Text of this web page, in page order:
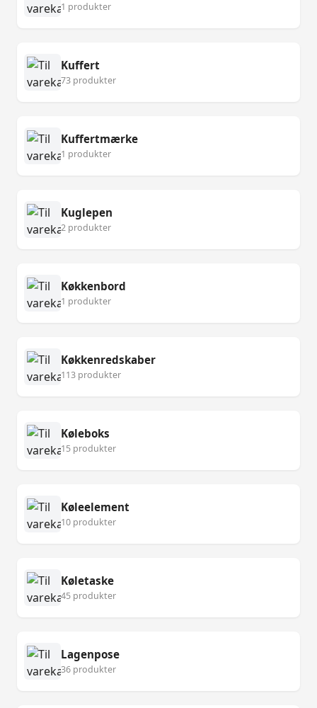
1 produkter
Kuffert
73 produkter
Kuffertmærke
1 produkter
Kuglepen
2 produkter
Køkkenbord
1 produkter
Køkkenredskaber
113 produkter
Køleboks
15 produkter
Køleelement
10 produkter
Køletaske
45 produkter
Lagenpose
36 produkter